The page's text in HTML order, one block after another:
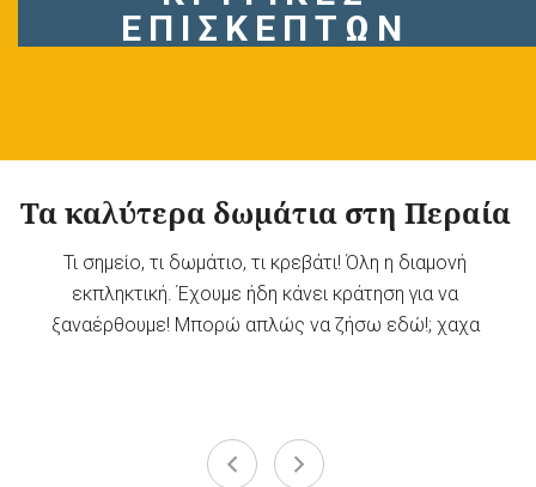
ΕΠΙΣΚΕΠΤΩΝ
Τα καλύτερα δωμάτια στη Περαία
Τι σημείο, τι δωμάτιο, τι κρεβάτι! Όλη η διαμονή
εκπληκτική. Έχουμε ήδη κάνει κράτηση για να
ξαναέρθουμε! Μπορώ απλώς να ζήσω εδώ!; χαχα